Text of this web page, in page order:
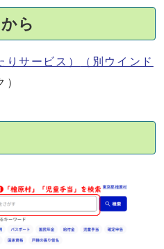
ら
サービス）
（別ウインド
）